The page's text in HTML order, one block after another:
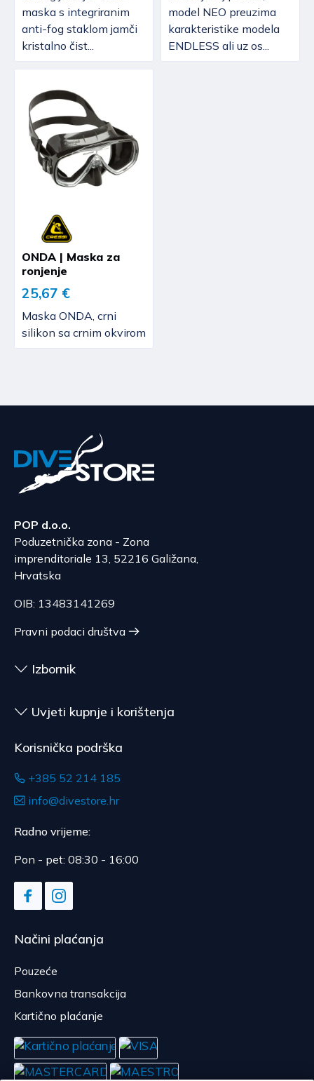
maska s integriranim
anti-fog staklom jamči
kristalno čist...
model NEO preuzima
karakteristike modela
ENDLESS ali uz os...
ONDA | Maska za
ronjenje
25,67 €
Maska ONDA, crni
silikon sa crnim okvirom
POP d.o.o.
Poduzetnička zona - Zona
imprenditoriale 13, 52216 Galižana,
Hrvatska
OIB: 13483141269
Pravni podaci društva
Izbornik
Uvjeti kupnje i korištenja
Korisnička podrška
+385 52 214 185
info@divestore.hr
Radno vrijeme:
Pon - pet: 08:30 - 16:00
Načini plaćanja
Pouzeće
Bankovna transakcija
Kartično plaćanje